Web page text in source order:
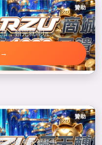
贊助
，領完就能玩。
→
贊助
2888 每天都能中。